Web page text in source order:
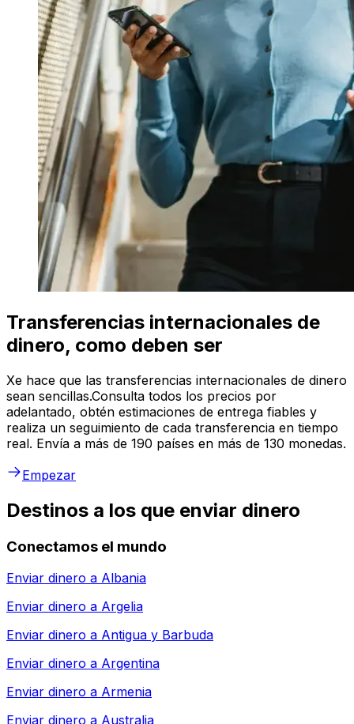
Transferencias internacionales de
dinero, como deben ser
Xe hace que las transferencias internacionales de dinero
sean sencillas.Consulta todos los precios por
adelantado, obtén estimaciones de entrega fiables y
realiza un seguimiento de cada transferencia en tiempo
real. Envía a más de 190 países en más de 130 monedas.
Empezar
Destinos a los que enviar dinero
Conectamos el mundo
Enviar dinero a Albania
Enviar dinero a Argelia
Enviar dinero a Antigua y Barbuda
Enviar dinero a Argentina
Enviar dinero a Armenia
Enviar dinero a Australia